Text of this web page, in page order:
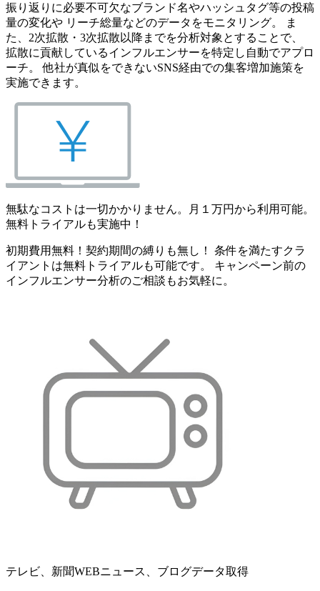
振り返りに必要不可欠なブランド名やハッシュタグ等の投稿
量の変化や リーチ総量などのデータをモニタリング。 ま
た、2次拡散・3次拡散以降までを分析対象とすることで、
拡散に貢献しているインフルエンサーを特定し自動でアプロ
ーチ。 他社が真似をできないSNS経由での集客増加施策を
実施できます。
無駄なコストは一切かかりません。月１万円から利用可能。
無料トライアルも実施中！
初期費用無料！契約期間の縛りも無し！ 条件を満たすクラ
イアントは無料トライアルも可能です。 キャンペーン前の
インフルエンサー分析のご相談もお気軽に。
テレビ、新聞WEBニュース、ブログデータ取得